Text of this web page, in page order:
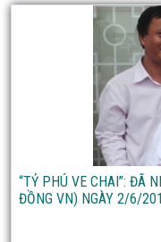
“TỶ PHÚ VE CHAI”: ĐÃ
ĐỒNG VN) NGÀY 2/6/